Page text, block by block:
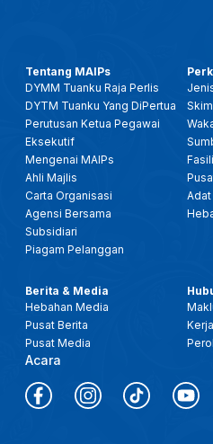
Tentang MAIPs
DYMM Tuanku Raja Perlis
DYTM Tuanku Yang DiPertua
Perutusan Ketua Pegawai
Eksekutif
Mengenai MAIPs
Ahli Majlis
Carta Organisasi
Agensi Bersama
Subsidiari
Piagam Pelanggan
Berita & Media
Hebahan Media
Pusat Berita
Pusat Media
Acara